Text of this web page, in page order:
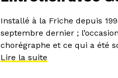
Installé à la Friche depuis
septembre dernier ;
chorégraphe et ce qui a été
Lire la suite